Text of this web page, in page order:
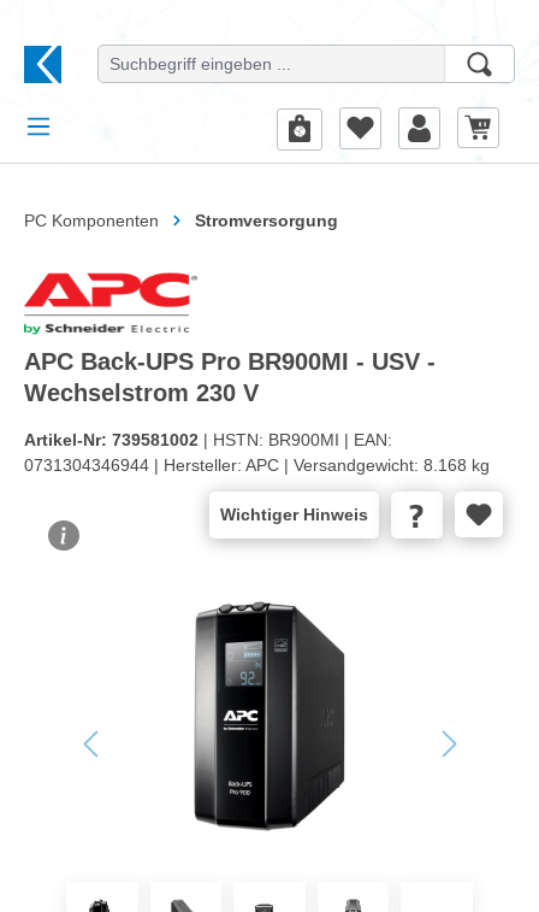
PC Komponenten Stromversorgung
APC Back-UPS Pro BR900MI - USV -
Wechselstrom 230 V
Artikel-Nr: 739581002 | HSTN: BR900MI | EAN:
0731304346944 | Hersteller: APC | Versandgewicht: 8.168 kg
Wichtiger Hinweis